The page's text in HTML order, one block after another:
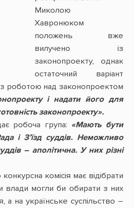
Миколою
Хавронюком
положень вже
вилучено із
законопроекту, однак
остаточний варіант
із роботою над законопроектом
і надати його для
законопроекту».
робоча група: «Мають бути
і З’їзд суддів. Неможливо
– аполітична. У них різні
комісія має відібрати
влади могли би обирати з них
а на українське суспільство –